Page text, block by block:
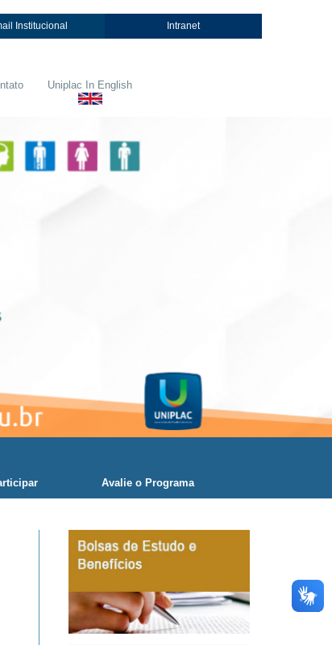
Institucional Intranet
Uniplac In English
Avalie o Programa